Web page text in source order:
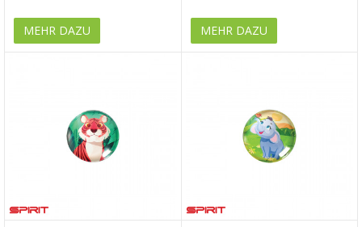
MEHR DAZU MEHR DAZU